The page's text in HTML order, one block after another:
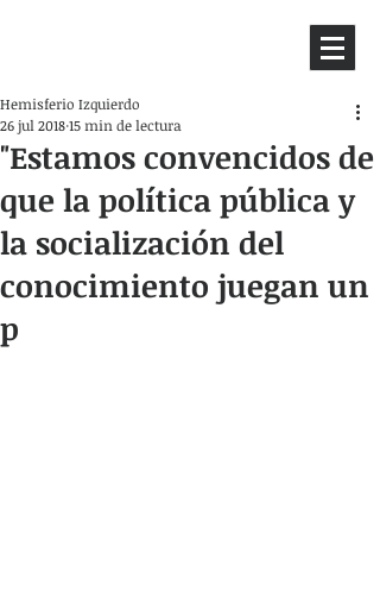
"Estamos convencidos de
que la política pública y
la socialización del
conocimiento juegan un
p
Hemisferio Izquierdo
26 jul 201815 min de lectura